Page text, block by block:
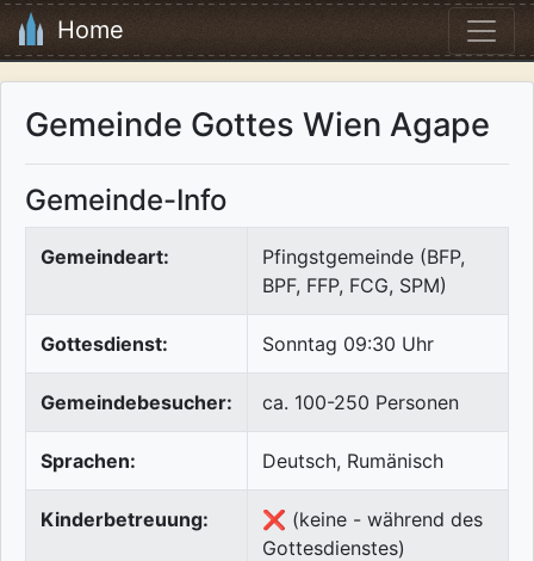
Home
Gemeinde Gottes Wien Agape
Gemeinde-Info
Gemeindeart:
Pfingstgemeinde (BFP,
BPF, FFP, FCG, SPM)
Gottesdienst: Sonntag 09:30 Uhr
Gemeindebesucher: ca. 100-250 Personen
Sprachen: Deutsch, Rumänisch
Kinderbetreuung:
❌ (keine - während des
Gottesdienstes)